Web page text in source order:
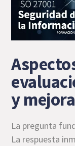
y
La pregunta
La respuesta